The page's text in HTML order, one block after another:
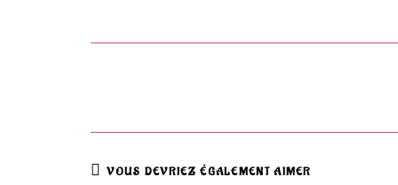
VOUS DEVRIEZ ÉGALEMENT AIMER